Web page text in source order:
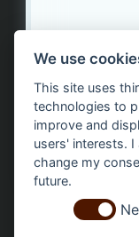
Bäume
We use
This site uses
technologies to
improve and
users' interests.
change my
future.